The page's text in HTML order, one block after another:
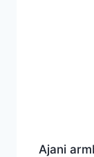
Ajani